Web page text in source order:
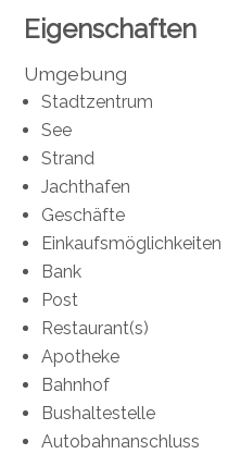
Eigenschaften
Umgebung
Stadtzentrum
See
Strand
Jachthafen
Geschäfte
Einkaufsmöglichkeiten
Bank
Post
Restaurant(s)
Apotheke
Bahnhof
Bushaltestelle
Autobahnanschluss